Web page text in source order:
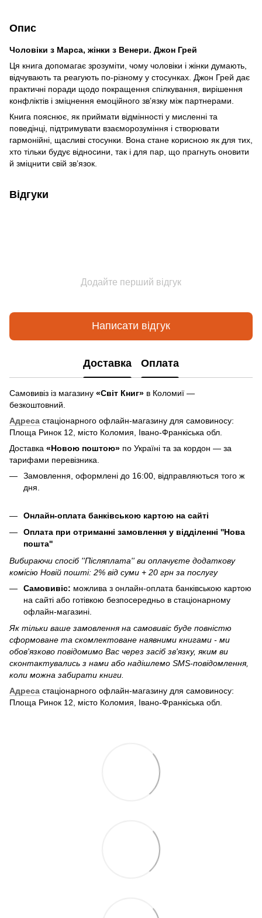
Опис
Чоловіки з Марса, жінки з Венери. Джон Грей
Ця книга допомагає зрозуміти, чому чоловіки і жінки думають,
відчувають та реагують по-різному у стосунках. Джон Грей дає
практичні поради щодо покращення спілкування, вирішення
конфліктів і зміцнення емоційного зв’язку між партнерами.
Книга пояснює, як приймати відмінності у мисленні та
поведінці, підтримувати взаєморозуміння і створювати
гармонійні, щасливі стосунки. Вона стане корисною як для тих,
хто тільки будує відносини, так і для пар, що прагнуть оновити
й зміцнити свій зв’язок.
Відгуки
Додайте перший відгук
Написати відгук
Доставка Оплата
Самовивіз із магазину «Світ Книг» в Коломиї —
безкоштовний.
Адреса стаціонарного офлайн-магазину для самовиносу:
Площа Ринок 12, місто Коломия, Івано-Франкіська обл.
Доставка «Новою поштою» по Україні та за кордон — за
тарифами перевізника.
Замовлення, оформлені до 16:00, відправляються того ж
дня.
Онлайн-оплата банківською картою на сайті
Оплата при отриманні замовлення у відділенні ''Нова
пошта''
Вибираючи спосіб ''Післяплата'' ви оплачуєте додаткову
комісію Новій пошті: 2% від суми + 20 грн за послугу
Самовивіс: можлива з онлайн-оплата банківською картою
на сайті або готівкою безпосередньо в стаціонарному
офлайн-магазині.
Як тільки ваше замовлення на самовивіс буде повністю
сформоване та скомлектоване наявними книгами - ми
обов'язково повідомимо Вас через засіб зв'язку, яким ви
сконтактувались з нами або надішлемо SMS-повідомлення,
коли можна забирати книги.
Адреса стаціонарного офлайн-магазину для самовиносу:
Площа Ринок 12, місто Коломия, Івано-Франкіська обл.